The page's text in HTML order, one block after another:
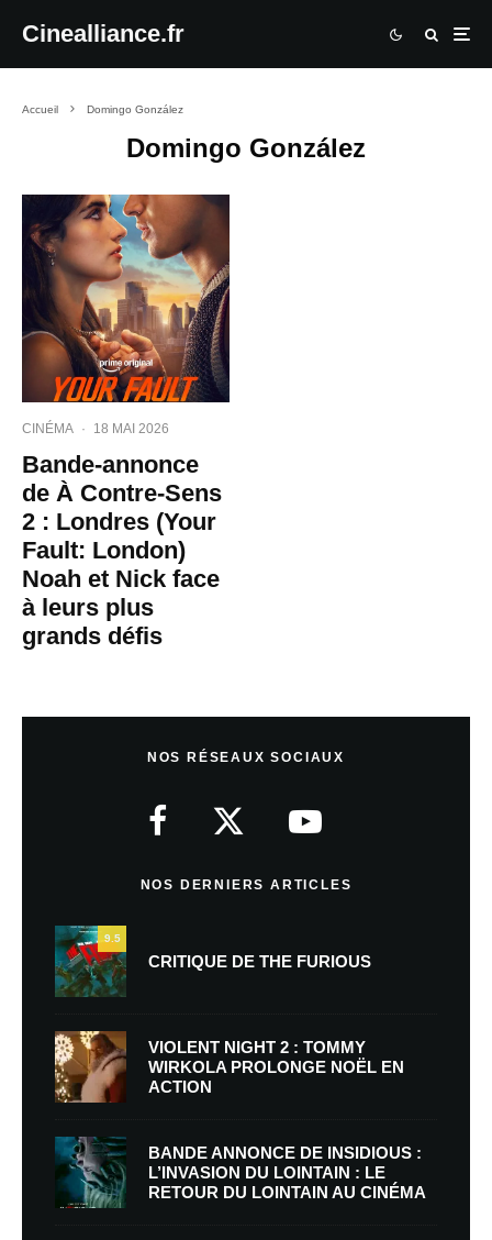
Cinealliance.fr
Accueil Domingo González
Domingo González
CINÉMA · 18 MAI 2026
Bande-annonce
de À Contre-Sens
2 : Londres (Your
Fault: London)
Noah et Nick face
à leurs plus
grands défis
NOS RÉSEAUX SOCIAUX
NOS DERNIERS ARTICLES
9.5
CRITIQUE DE THE FURIOUS
VIOLENT NIGHT 2 : TOMMY
WIRKOLA PROLONGE NOËL EN
ACTION
BANDE ANNONCE DE INSIDIOUS :
L’INVASION DU LOINTAIN : LE
RETOUR DU LOINTAIN AU CINÉMA